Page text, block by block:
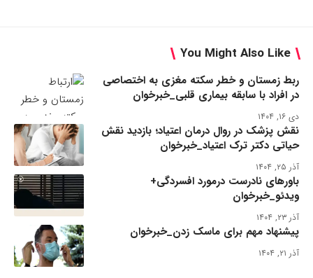
You Might Also Like
ربط زمستان و خطر سکته مغزی به اختصاصی
در افراد با سابقه بیماری قلبی_خبرخوان
دی ۱۶, ۱۴۰۴
نقش پزشک در روال درمان اعتیاد؛ بازدید نقش
حیاتی دکتر ترک اعتیاد_خبرخوان
آذر ۲۵, ۱۴۰۴
باورهای نادرست درمورد افسردگی+
ویدئو_خبرخوان
آذر ۲۳, ۱۴۰۴
پیشنهاد مهم برای ماسک زدن_خبرخوان
آذر ۲۱, ۱۴۰۴